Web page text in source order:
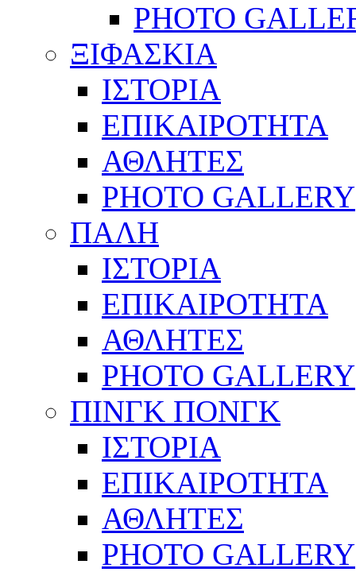
PHOTO
ΞΙΦΑΣΚΙΑ
ΙΣΤΟΡΙΑ
ΕΠΙΚΑΙΡΟΤΗΤΑ
ΑΘΛΗΤΕΣ
PHOTO GALLERY
ΠΑΛΗ
ΙΣΤΟΡΙΑ
ΕΠΙΚΑΙΡΟΤΗΤΑ
ΑΘΛΗΤΕΣ
PHOTO GALLERY
ΠΙΝΓΚ ΠΟΝΓΚ
ΙΣΤΟΡΙΑ
ΕΠΙΚΑΙΡΟΤΗΤΑ
ΑΘΛΗΤΕΣ
PHOTO GALLERY